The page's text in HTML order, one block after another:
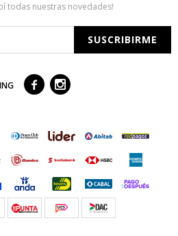
todas nuestras novedades!
SUSCRIBIRME
 